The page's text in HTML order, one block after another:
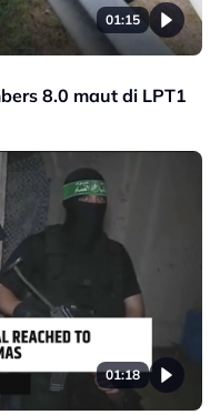
01:15
8.0 maut di LPT1
01:18